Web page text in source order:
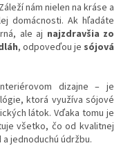
nám nielen na kráse a
domácnosti. Ak hľadáte
ale aj najzdravšia zo
, odpoveďou je sójová
dizajne – je
ktorá využíva sójové
látok. Vďaka tomu je
všetko, čo od kvalitnej
jednoduchú údržbu.